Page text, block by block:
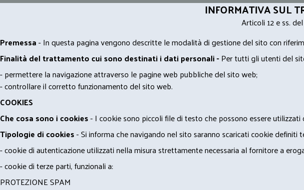
INFORMATIVA SUL
Articoli 12 e ss.
Premessa- In questa pagina vengono descritte le modalità di gestione del sito con
Finalità del trattamento cui sono destinati i dati personali -Per tutti gli utenti del
- permettere la navigazione attraverso le pagine web pubbliche del sito web;
- controllare il corretto funzionamento del sito web.
COOKIES
Che cosa sono i cookies- I cookie sono piccoli file di testo che possono essere
Tipologie di cookies- Si informa che navigando nel sito saranno scaricati cookie definiti
- cookie di autenticazione utilizzati nella misura strettamente necessaria al fornitore a
- cookie di terze parti, funzionali a:
PROTEZIONE SPAM